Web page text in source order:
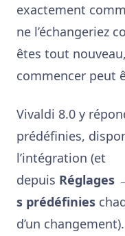
exactement
ne l’échangeriez
êtes tout
commencer peut
Vivaldi 8.0 y
prédéfinies,
l’intégration (et
depuis Réglages
s prédéfinies
d’un